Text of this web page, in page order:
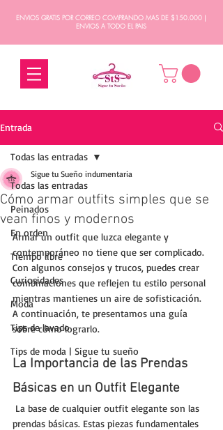
ENVIOS GRATIS POR CORREO COMPRANDO MAS DE $150.000 |
ENVIOS A TODO EL PAIS
Entrada
Todas las entradas
Peinados
En orden
Tiempo libre
Curiosidades
Moda
Tips de lavado
Tips de moda | Sigue tu sueño
Todas las entradas
Cómo armar outfits simples que se
vean finos y modernos
Sigue tu Sueño indumentaria
Armar un outfit que luzca elegante y
contemporáneo no tiene que ser complicado.
Con algunos consejos y trucos, puedes crear
combinaciones que reflejen tu estilo personal
mientras mantienes un aire de sofisticación.
A continuación, te presentamos una guía
sobre cómo lograrlo.
La Importancia de las Prendas
Básicas en un Outfit Elegante
prendas básicas. Estas piezas fundamentales